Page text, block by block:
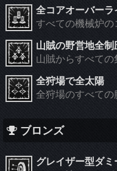
全コアオーバーラ
すべての機械炉の
山賊の野営地全制
山賊からすべての
全狩場で全太陽
全狩場のすべての
ブロンズ
グレイザー型ダミ